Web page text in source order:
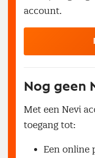
account.
Nog geen
Met een Nevi
toegang tot:
Een online